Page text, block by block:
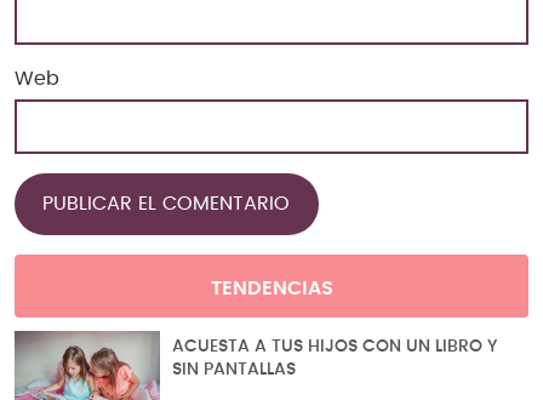
Web
TENDENCIAS
ACUESTA A TUS HIJOS CON UN LIBRO Y
SIN PANTALLAS